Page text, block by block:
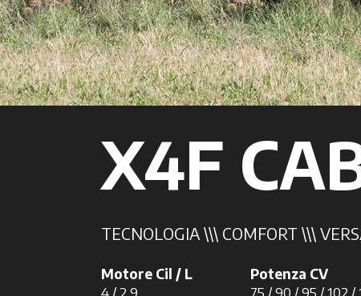
X4F
TECNOLOGIA \\\ COMFORT \\\
Motore Cil / L
4 / 2,9
Potenza CV
75 / 90 / 95 / 102 /